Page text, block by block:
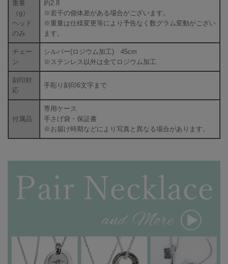
重量
（g）
ヘッド
のみ
約2.8
※若干の個体差がある場合がございます。
※重量は仕様変更等により予告なく数グラム変動がござい
ます。
チェー
ン
シルバー(ロジウム加工) 45cm
※ステンレス以外は全てロジウム加工
刻印対
応
手彫り刻印6文字まで
付属品
専用ケース
手さげ袋・保証書
※お届け時期などにより写真と異なる場合があります。